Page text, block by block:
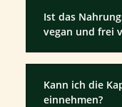
Ist das
vegan und frei
Kann ich die
einnehmen?